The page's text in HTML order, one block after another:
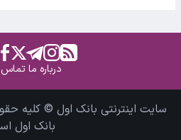
درباره ماتماس
سایت اینترنتی بانک اول © کلیه
بانک اول